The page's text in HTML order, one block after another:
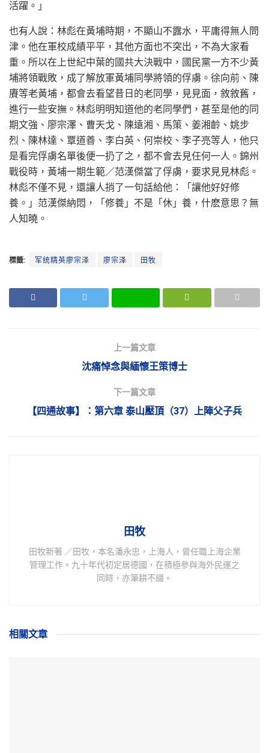
活躍。」
也有人說：林彪在黃埔時期，不顯山不露水，平庸得無人問
津。他在軍校成績平平，其他方面也不突出，不為大家看
重。所以在上世紀中葉的國共大決戰中，國民黨一方不少黃
埔將領戰敗，成了解放軍黃埔同學將領的俘虜。徐向前、陳
賡等老黃埔，都會去看望昔日的老同學，見見面，敘敘舊，
進行一些安撫。林彪明明知道他的老同學們，甚至是他的同
期文強、廖宗澤、曹天戈、陳遠湘、馬策、姜湘齡、姚步
烈、陳林達、覃道善、李白英、何崇校、李子亮等人，他只
是看完俘虜名單後便一扔了之，都不會去見任何一人。錦州
戰役時，黃埔一期生範／范漢傑當了俘虜，要求見見林彪。
林彪不僅不見，還讓人捎了一句話給他：「讓他好好修
養。」范漢傑納悶，「修養」不是「休」養，什麽意思？無
人知曉。
標籤: 军统精英廖宗泽 廖宗泽 田牧
上一篇文章
沈痛悼念與緬懷王策博士
下一篇文章
【四通故事】：第六章 泰山壓頂（37）上陣父子兵
田牧
田牧新著 ／田牧，本名潘永忠，上海人，曾任職上海企業
管理工作。九十年代初定居德國，在積極參與海外民運之
同時，亦筆耕不綴。
相關文章